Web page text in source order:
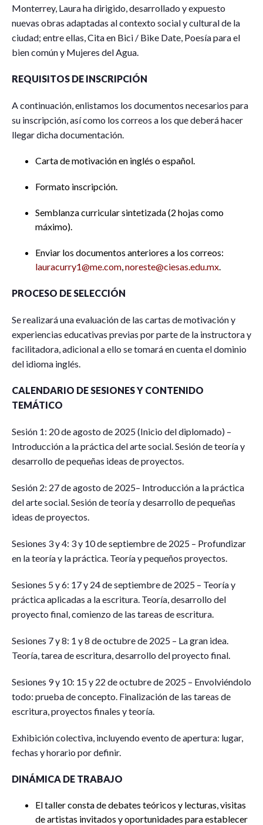
Monterrey, Laura ha dirigido, desarrollado y expuesto
nuevas obras adaptadas al contexto social y cultural de la
ciudad; entre ellas, Cita en Bici / Bike Date, Poesía para el
bien común y Mujeres del Agua.
REQUISITOS DE INSCRIPCIÓN
A continuación, enlistamos los documentos necesarios para
su inscripción, así como los correos a los que deberá hacer
llegar dicha documentación.
Carta de motivación en inglés o español.
Formato inscripción.
Semblanza curricular sintetizada (2 hojas como
máximo).
Enviar los documentos anteriores a los correos:
lauracurry1@me.com,noreste@ciesas.edu.mx.
PROCESO DE SELECCIÓN
Se realizará una evaluación de las cartas de motivación y
experiencias educativas previas por parte de la instructora y
facilitadora, adicional a ello se tomará en cuenta el dominio
del idioma inglés.
CALENDARIO DE SESIONES Y CONTENIDO
TEMÁTICO
Sesión 1: 20 de agosto de 2025 (Inicio del diplomado) –
Introducción a la práctica del arte social. Sesión de teoría y
desarrollo de pequeñas ideas de proyectos.
Sesión 2: 27 de agosto de 2025– Introducción a la práctica
del arte social. Sesión de teoría y desarrollo de pequeñas
ideas de proyectos.
Sesiones 3 y 4: 3 y 10 de septiembre de 2025 – Profundizar
en la teoría y la práctica. Teoría y pequeños proyectos.
Sesiones 5 y 6: 17 y 24 de septiembre de 2025 – Teoría y
práctica aplicadas a la escritura. Teoría, desarrollo del
proyecto final, comienzo de las tareas de escritura.
Sesiones 7 y 8: 1 y 8 de octubre de 2025 – La gran idea.
Teoría, tarea de escritura, desarrollo del proyecto final.
Sesiones 9 y 10: 15 y 22 de octubre de 2025 – Envolviéndolo
todo: prueba de concepto. Finalización de las tareas de
escritura, proyectos finales y teoría.
Exhibición colectiva, incluyendo evento de apertura: lugar,
fechas y horario por definir.
DINÁMICA DE TRABAJO
El taller consta de debates teóricos y lecturas, visitas
de artistas invitados y oportunidades para establecer